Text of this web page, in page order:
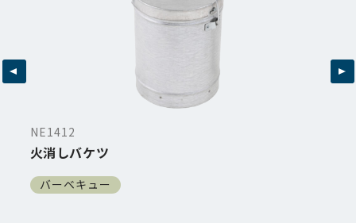
NE1412
火消しバケツ
バーベキュー